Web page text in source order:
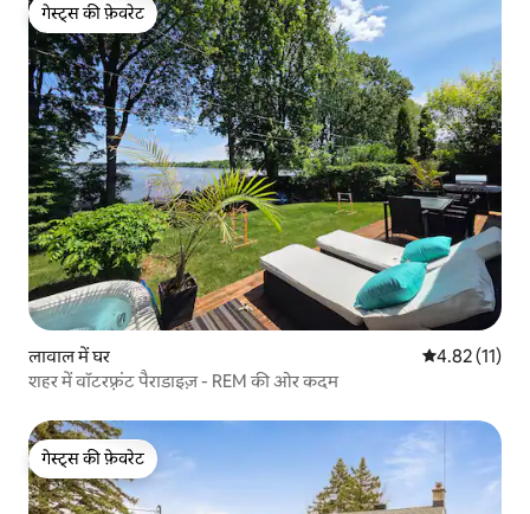
गेस्ट्स की फ़ेवरेट
गेस्ट्स की फ़ेवरेट
लावाल में घर औसत रेटिंग 5 में
4.82 (11)
शहर में वॉटरफ़्रंट पैराडाइज़ - REM की ओर कदम
गेस्ट्स की फ़ेवरेट
गेस्ट्स की फ़ेवरेट